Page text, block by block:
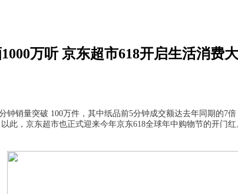
万听 京东超市618开启生活消费
钟销量突破 100万件，其中纸品前5分钟成交额达去年同期的7
此，京东超市也正式迎来今年京东618全球年中购物节的开门红